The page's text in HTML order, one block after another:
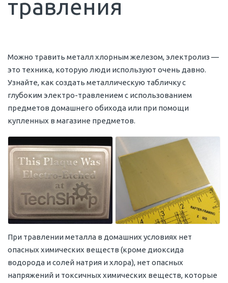
травления
Можно травить металл хлорным железом, электролиз —
это техника, которую люди используют очень давно.
Узнайте, как создать металлическую табличку с
глубоким электро-травлением с использованием
предметов домашнего обихода или при помощи
купленных в магазине предметов.
При травлении металла в домашних условиях нет
опасных химических веществ (кроме диоксида
водорода и солей натрия и хлора), нет опасных
напряжений и токсичных химических веществ, которые